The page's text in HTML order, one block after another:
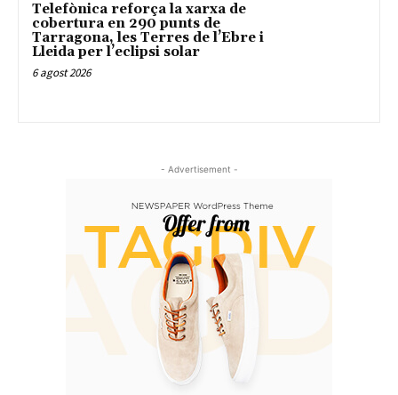
Telefònica reforça la xarxa de
cobertura en 290 punts de
Tarragona, les Terres de l’Ebre i
Lleida per l’eclipsi solar
6 agost 2026
- Advertisement -